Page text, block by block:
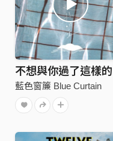
藍色窗簾 Blue Curtain